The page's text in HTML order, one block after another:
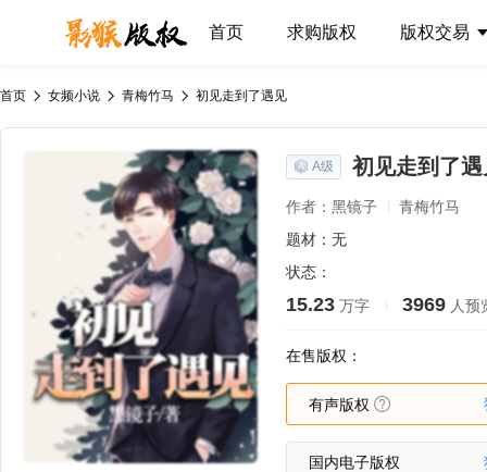
首页 求购版权 版权交易
首页 女频小说 青梅竹马 初见走到了遇见
A级 初见走到了遇
作者：黑镜子
青梅竹马
题材：无
状态：
15.23 万字 3969 人预
在售版权：
有声版权
国内电子版权